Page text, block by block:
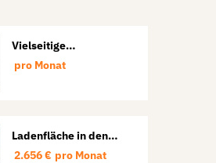
Vielseitige
Halle und Büro in
pro Monat
Ladenfläche in den
2.656 € pro Monat